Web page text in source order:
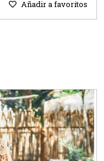
Añadir a favoritos